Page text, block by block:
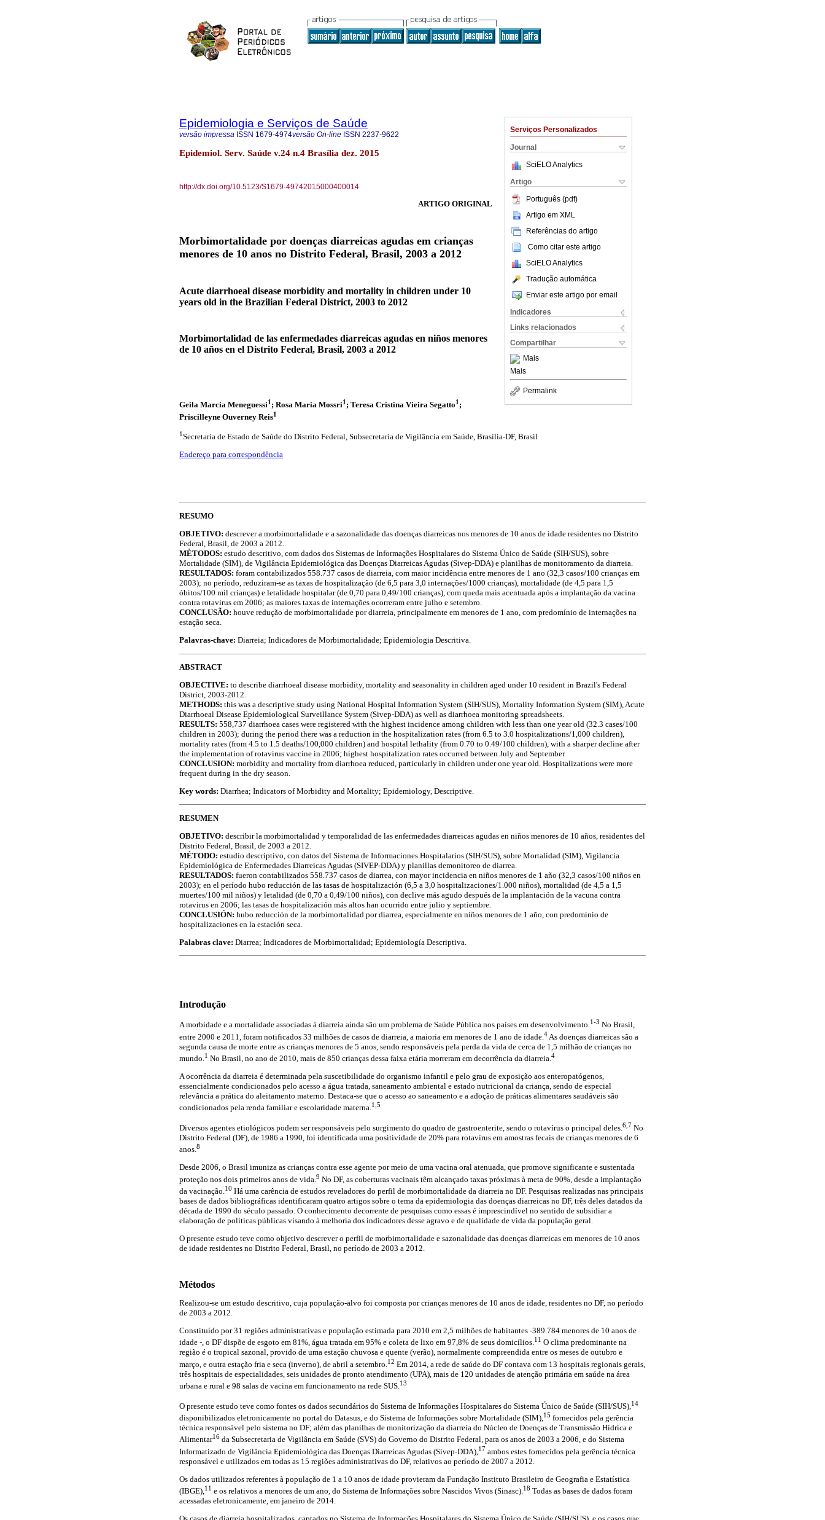
Serviços Personalizados
Journal
SciELO Analytics
Artigo
Português (pdf)
Artigo em XML
Referências do artigo
Como citar este artigo
SciELO Analytics
Tradução automática
Enviar este artigo por email
Indicadores
Links relacionados
Compartilhar
Mais
Mais
Permalink
Epidemiologia e Serviços de Saúde
versão impressa ISSN 1679-4974versão On-line ISSN 2237-9622
Epidemiol. Serv. Saúde v.24 n.4 Brasília dez. 2015
http://dx.doi.org/10.5123/S1679-49742015000400014
ARTIGO ORIGINAL
Morbimortalidade por doenças diarreicas agudas em crianças
menores de 10 anos no Distrito Federal, Brasil, 2003 a 2012
Acute diarrhoeal disease morbidity and mortality in children under 10
years old in the Brazilian Federal District, 2003 to 2012
Morbimortalidad de las enfermedades diarreicas agudas en niños menores
de 10 años en el Distrito Federal, Brasil, 2003 a 2012
Geila Marcia Meneguessi1 ; Rosa Maria Mossri1 ; Teresa Cristina Vieira Segatto1 ;
Priscilleyne Ouverney Reis1
1Secretaria de Estado de Saúde do Distrito Federal, Subsecretaria de Vigilância em Saúde, Brasília-DF, Brasil
Endereço para correspondência
RESUMO
OBJETIVO: descrever a morbimortalidade e a sazonalidade das doenças diarreicas nos menores de 10 anos de idade residentes no Distrito
Federal, Brasil, de 2003 a 2012.
MÉTODOS: estudo descritivo, com dados dos Sistemas de Informações Hospitalares do Sistema Único de Saúde (SIH/SUS), sobre
Mortalidade (SIM), de Vigilância Epidemiológica das Doenças Diarreicas Agudas (Sivep-DDA) e planilhas de monitoramento da diarreia.
RESULTADOS: foram contabilizados 558.737 casos de diarreia, com maior incidência entre menores de 1 ano (32,3 casos/100 crianças em
2003); no período, reduziram-se as taxas de hospitalização (de 6,5 para 3,0 internações/1000 crianças), mortalidade (de 4,5 para 1,5
óbitos/100 mil crianças) e letalidade hospitalar (de 0,70 para 0,49/100 crianças), com queda mais acentuada após a implantação da vacina
contra rotavirus em 2006; as maiores taxas de internações ocorreram entre julho e setembro.
CONCLUSÃO: houve redução de morbimortalidade por diarreia, principalmente em menores de 1 ano, com predomínio de internações na
estação seca.
Palavras-chave: Diarreia; Indicadores de Morbimortalidade; Epidemiologia Descritiva.
ABSTRACT
OBJECTIVE: to describe diarrhoeal disease morbidity, mortality and seasonality in children aged under 10 resident in Brazil's Federal
District, 2003-2012.
METHODS: this was a descriptive study using National Hospital Information System (SIH/SUS), Mortality Information System (SIM), Acute
Diarrhoeal Disease Epidemiological Surveillance System (Sivep-DDA) as well as diarrhoea monitoring spreadsheets.
RESULTS: 558,737 diarrhoea cases were registered with the highest incidence among children with less than one year old (32.3 cases/100
children in 2003); during the period there was a reduction in the hospitalization rates (from 6.5 to 3.0 hospitalizations/1,000 children),
mortality rates (from 4.5 to 1.5 deaths/100,000 children) and hospital lethality (from 0.70 to 0.49/100 children), with a sharper decline after
the implementation of rotavirus vaccine in 2006; highest hospitalization rates occurred between July and September.
CONCLUSION: morbidity and mortality from diarrhoea reduced, particularly in children under one year old. Hospitalizations were more
frequent during in the dry season.
Key words: Diarrhea; Indicators of Morbidity and Mortality; Epidemiology, Descriptive.
RESUMEN
OBJETIVO: describir la morbimortalidad y temporalidad de las enfermedades diarreicas agudas en niños menores de 10 años, residentes del
Distrito Federal, Brasil, de 2003 a 2012.
MÉTODO: estudio descriptivo, con datos del Sistema de Informaciones Hospitalarios (SIH/SUS), sobre Mortalidad (SIM), Vigilancia
Epidemiológica de Enfermedades Diarreicas Agudas (SIVEP-DDA) y planillas demonitoreo de diarrea.
RESULTADOS: fueron contabilizados 558.737 casos de diarrea, con mayor incidencia en niños menores de 1 año (32,3 casos/100 niños en
2003); en el período hubo reducción de las tasas de hospitalización (6,5 a 3,0 hospitalizaciones/1.000 niños), mortalidad (de 4,5 a 1,5
muertes/100 mil niños) y letalidad (de 0,70 a 0,49/100 niños), con declive más agudo después de la implantación de la vacuna contra
rotavirus en 2006; las tasas de hospitalización más altos han ocurrido entre julio y septiembre.
CONCLUSIÓN: hubo reducción de la morbimortalidad por diarrea, especialmente en niños menores de 1 año, con predominio de
hospitalizaciones en la estación seca.
Palabras clave: Diarrea; Indicadores de Morbimortalidad; Epidemiología Descriptiva.
Introdução
A morbidade e a mortalidade associadas à diarreia ainda são um problema de Saúde Pública nos países em desenvolvimento.1-3 No Brasil,
entre 2000 e 2011, foram notificados 33 milhões de casos de diarreia, a maioria em menores de 1 ano de idade. 4 As doenças diarreicas são a
segunda causa de morte entre as crianças menores de 5 anos, sendo responsáveis pela perda da vida de cerca de 1,5 milhão de crianças no
mundo. 1 No Brasil, no ano de 2010, mais de 850 crianças dessa faixa etária morreram em decorrência da diarreia. 4
A ocorrência da diarreia é determinada pela suscetibilidade do organismo infantil e pelo grau de exposição aos enteropatógenos,
essencialmente condicionados pelo acesso a água tratada, saneamento ambiental e estado nutricional da criança, sendo de especial
relevância a prática do aleitamento materno. Destaca-se que o acesso ao saneamento e a adoção de práticas alimentares saudáveis são
condicionados pela renda familiar e escolaridade materna.1,5
Diversos agentes etiológicos podem ser responsáveis pelo surgimento do quadro de gastroenterite, sendo o rotavírus o principal deles. 6,7 No
Distrito Federal (DF), de 1986 a 1990, foi identificada uma positividade de 20% para rotavírus em amostras fecais de crianças menores de 6
anos.8
Desde 2006, o Brasil imuniza as crianças contra esse agente por meio de uma vacina oral atenuada, que promove significante e sustentada
proteção nos dois primeiros anos de vida. 9 No DF, as coberturas vacinais têm alcançado taxas próximas à meta de 90%, desde a implantação
da vacinação.10 Há uma carência de estudos reveladores do perfil de morbimortalidade da diarreia no DF. Pesquisas realizadas nas principais
bases de dados bibliográficas identificaram quatro artigos sobre o tema da epidemiologia das doenças diarreicas no DF, três deles datados da
década de 1990 do século passado. O conhecimento decorrente de pesquisas como essas é imprescindível no sentido de subsidiar a
elaboração de políticas públicas visando à melhoria dos indicadores desse agravo e de qualidade de vida da população geral.
O presente estudo teve como objetivo descrever o perfil de morbimortalidade e sazonalidade das doenças diarreicas em menores de 10 anos
de idade residentes no Distrito Federal, Brasil, no período de 2003 a 2012.
Métodos
Realizou-se um estudo descritivo, cuja população-alvo foi composta por crianças menores de 10 anos de idade, residentes no DF, no período
de 2003 a 2012.
Constituído por 31 regiões administrativas e população estimada para 2010 em 2,5 milhões de habitantes -389.784 menores de 10 anos de
idade -, o DF dispõe de esgoto em 81%, água tratada em 95% e coleta de lixo em 97,8% de seus domicílios.11 O clima predominante na
região é o tropical sazonal, provido de uma estação chuvosa e quente (verão), normalmente compreendida entre os meses de outubro e
março, e outra estação fria e seca (inverno), de abril a setembro. 12 Em 2014, a rede de saúde do DF contava com 13 hospitais regionais gerais,
três hospitais de especialidades, seis unidades de pronto atendimento (UPA), mais de 120 unidades de atenção primária em saúde na área
urbana e rural e 98 salas de vacina em funcionamento na rede SUS.13
O presente estudo teve como fontes os dados secundários do Sistema de Informações Hospitalares do Sistema Único de Saúde (SIH/SUS), 14
disponibilizados eletronicamente no portal do Datasus, e do Sistema de Informações sobre Mortalidade (SIM), 15 fornecidos pela gerência
técnica responsável pelo sistema no DF; além das planilhas de monitorização da diarreia do Núcleo de Doenças de Transmissão Hídrica e
Alimentar16 da Subsecretaria de Vigilância em Saúde (SVS) do Governo do Distrito Federal, para os anos de 2003 a 2006, e do Sistema
Informatizado de Vigilância Epidemiológica das Doenças Diarreicas Agudas (Sivep-DDA), 17 ambos estes fornecidos pela gerência técnica
responsável e utilizados em todas as 15 regiões administrativas do DF, relativos ao período de 2007 a 2012.
Os dados utilizados referentes à população de 1 a 10 anos de idade provieram da Fundação Instituto Brasileiro de Geografia e Estatística
(IBGE),11 e os relativos a menores de um ano, do Sistema de Informações sobre Nascidos Vivos (Sinasc).18 Todas as bases de dados foram
acessadas eletronicamente, em janeiro de 2014.